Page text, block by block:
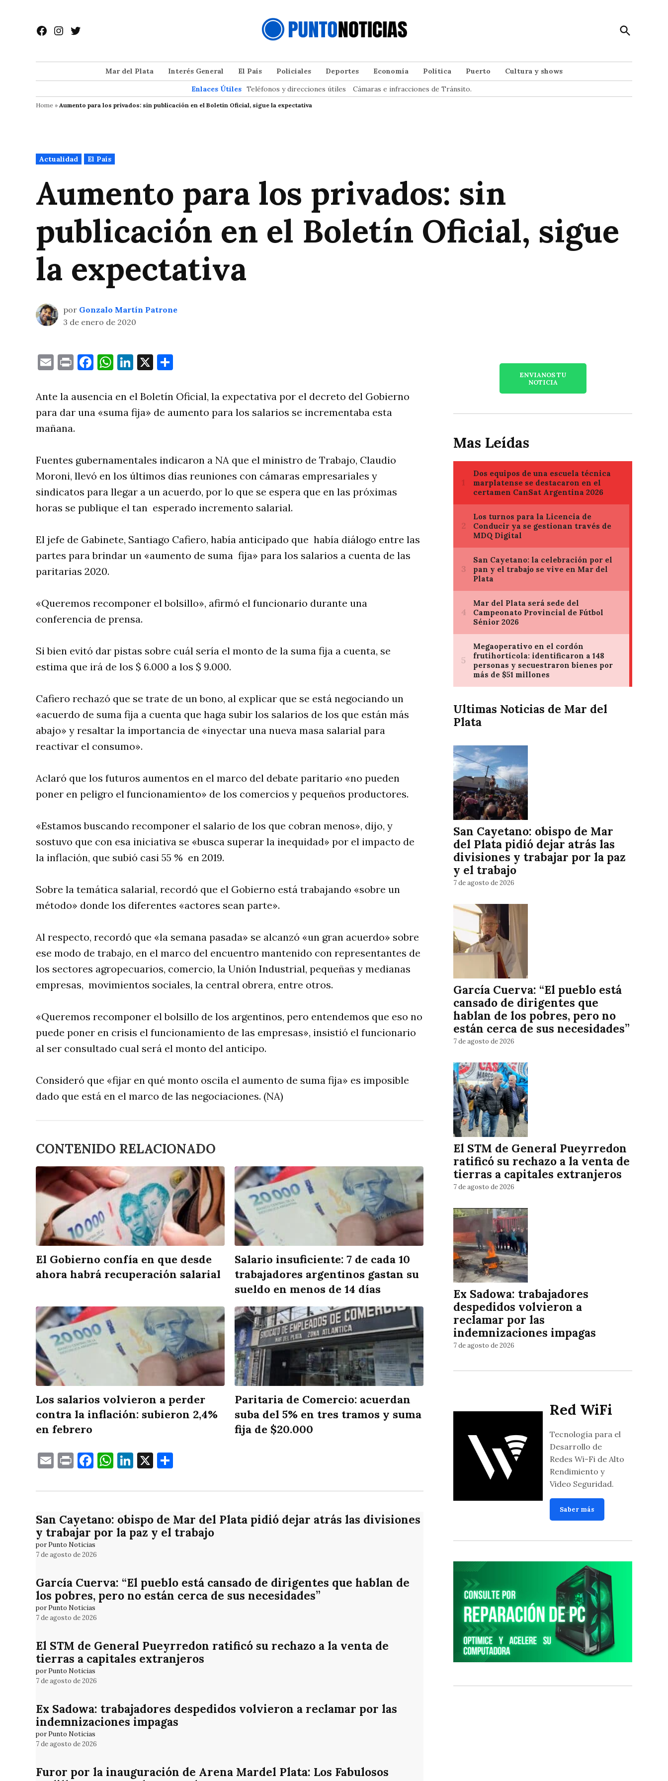
contenido
Facebook
Instagram
Twitter
Open
Search
Mar del Plata Interés General El País Policiales Deportes Economía Política Puerto
Cultura y shows
Enlaces Útiles Teléfonos y direcciones útiles Cámaras e infracciones de Tránsito.
Home » Aumento para los privados: sin publicación en el Boletín Oficial, sigue la expectativa
Publicado
en
Actualidad El País
Aumento para los privados: sin
publicación en el Boletín Oficial, sigue
la expectativa
por Gonzalo Martín Patrone
3 de enero de 2020
EmailPrintFacebook
WhatsApp
LinkedIn
X
Ante la ausencia en el Boletín Oficial, la expectativa por el decreto del Gobierno
para dar una «suma fija» de aumento para los salarios se incrementaba esta
mañana.
Fuentes gubernamentales indicaron a NA que el ministro de Trabajo, Claudio
Moroni, llevó en los últimos días reuniones con cámaras empresariales y
sindicatos para llegar a un acuerdo, por lo que se espera que en las próximas
horas se publique el tan esperado incremento salarial.
El jefe de Gabinete, Santiago Cafiero, había anticipado que había diálogo entre las
partes para brindar un «aumento de suma fija» para los salarios a cuenta de las
paritarias 2020.
«Queremos recomponer el bolsillo», afirmó el funcionario durante una
conferencia de prensa.
Si bien evitó dar pistas sobre cuál sería el monto de la suma fija a cuenta, se
estima que irá de los $ 6.000 a los $ 9.000.
Cafiero rechazó que se trate de un bono, al explicar que se está negociando un
«acuerdo de suma fija a cuenta que haga subir los salarios de los que están más
abajo» y resaltar la importancia de «inyectar una nueva masa salarial para
reactivar el consumo».
Aclaró que los futuros aumentos en el marco del debate paritario «no pueden
poner en peligro el funcionamiento» de los comercios y pequeños productores.
«Estamos buscando recomponer el salario de los que cobran menos», dijo, y
sostuvo que con esa iniciativa se «busca superar la inequidad» por el impacto de
la inflación, que subió casi 55 % en 2019.
Sobre la temática salarial, recordó que el Gobierno está trabajando «sobre un
método» donde los diferentes «actores sean parte».
Al respecto, recordó que «la semana pasada» se alcanzó «un gran acuerdo» sobre
ese modo de trabajo, en el marco del encuentro mantenido con representantes de
los sectores agropecuarios, comercio, la Unión Industrial, pequeñas y medianas
empresas, movimientos sociales, la central obrera, entre otros.
«Queremos recomponer el bolsillo de los argentinos, pero entendemos que eso no
puede poner en crisis el funcionamiento de las empresas», insistió el funcionario
al ser consultado cual será el monto del anticipo.
Consideró que «fijar en qué monto oscila el aumento de suma fija» es imposible
dado que está en el marco de las negociaciones. (NA)
CONTENIDO RELACIONADO
El Gobierno confía en que desde
ahora habrá recuperación salarial
Salario insuficiente: 7 de cada 10
trabajadores argentinos gastan su
sueldo en menos de 14 días
Los salarios volvieron a perder
contra la inflación: subieron 2,4%
en febrero
Paritaria de Comercio: acuerdan
suba del 5% en tres tramos y suma
fija de $20.000
EmailPrintFacebook
WhatsApp
LinkedIn
X
San Cayetano: obispo de Mar del Plata pidió dejar atrás las divisiones
y trabajar por la paz y el trabajo
por Punto Noticias
7 de agosto de 2026
García Cuerva: “El pueblo está cansado de dirigentes que hablan de
los pobres, pero no están cerca de sus necesidades”
por Punto Noticias
7 de agosto de 2026
El STM de General Pueyrredon ratificó su rechazo a la venta de
tierras a capitales extranjeros
por Punto Noticias
7 de agosto de 2026
Ex Sadowa: trabajadores despedidos volvieron a reclamar por las
indemnizaciones impagas
por Punto Noticias
7 de agosto de 2026
Furor por la inauguración de Arena Mardel Plata: Los Fabulosos
ENVIANOS TU
NOTICIA
Mas Leídas
Ultimas Noticias de Mar del
Plata
San Cayetano: obispo de Mar
del Plata pidió dejar atrás las
divisiones y trabajar por la paz
y el trabajo
7 de agosto de 2026
García Cuerva: “El pueblo está
cansado de dirigentes que
hablan de los pobres, pero no
están cerca de sus necesidades”
7 de agosto de 2026
El STM de General Pueyrredon
ratificó su rechazo a la venta de
tierras a capitales extranjeros
7 de agosto de 2026
Ex Sadowa: trabajadores
despedidos volvieron a
reclamar por las
indemnizaciones impagas
7 de agosto de 2026
Red WiFi
Tecnología para el
Desarrollo de
Redes Wi-Fi de Alto
Rendimiento y
Video Seguridad.
Saber más